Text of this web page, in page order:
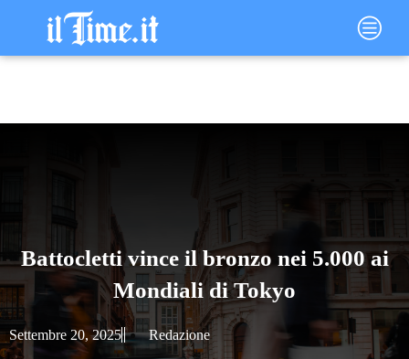
contenuto
Main
Menu
Battocletti vince il bronzo nei 5.000 ai
Mondiali di Tokyo
Settembre 20, 2025 Redazione